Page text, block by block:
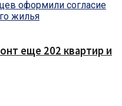
еще 202 квартир и